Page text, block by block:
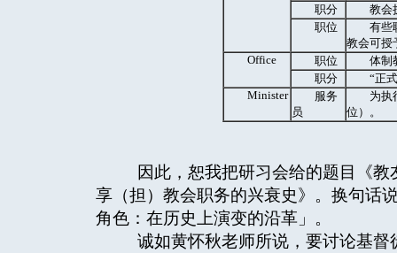
职分
教会
职位
有些
教会可授
Office
职位
体制
职分
“正
Minister
服务
员
为执
位）。
因此，恕我把研习会给的题目《教
享（担）教会职务的兴衰史》。换句话
角色：在历史上演变的沿革」。
诚如黄怀秋老师所说，要讨论基督